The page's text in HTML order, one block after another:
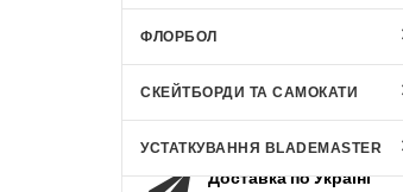
ФЛОРБОЛ
СКЕЙТБОРДИ ТА САМОКАТИ
УСТАТКУВАННЯ BLADEMASTER
Доставка по Україні